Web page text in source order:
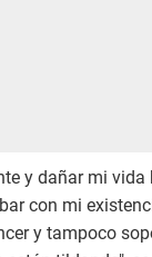
y dañar mi vida
con mi
y tampoco